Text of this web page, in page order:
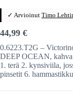
✓ Arvioinut Timo
44,99 €
0.6223.T2G –
DEEP OCEAN,
1. terä 2. kynsiviila,
pinsetit 6.